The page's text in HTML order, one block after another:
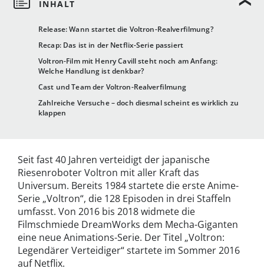
Release: Wann startet die Voltron-Realverfilmung?
Recap: Das ist in der Netflix-Serie passiert
Voltron-Film mit Henry Cavill steht noch am Anfang:
Welche Handlung ist denkbar?
Cast und Team der Voltron-Realverfilmung
Zahlreiche Versuche – doch diesmal scheint es wirklich zu
klappen
Seit fast 40 Jahren verteidigt der japanische
Riesenroboter Voltron mit aller Kraft das
Universum. Bereits 1984 startete die erste Anime-
Serie „Voltron“, die 128 Episoden in drei Staffeln
umfasst. Von 2016 bis 2018 widmete die
Filmschmiede DreamWorks dem Mecha-Giganten
eine neue Animations-Serie. Der Titel „Voltron:
Legendärer Verteidiger“ startete im Sommer 2016
auf Netflix.